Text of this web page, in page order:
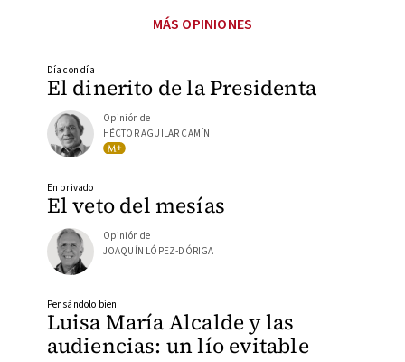
MÁS OPINIONES
El dinerito de la Presidenta
Día con día
Opinión de
HÉCTOR AGUILAR CAMÍN
El veto del mesías
En privado
Opinión de
JOAQUÍN LÓPEZ-DÓRIGA
Luisa María Alcalde y las
audiencias: un lío evitable
Pensándolo bien